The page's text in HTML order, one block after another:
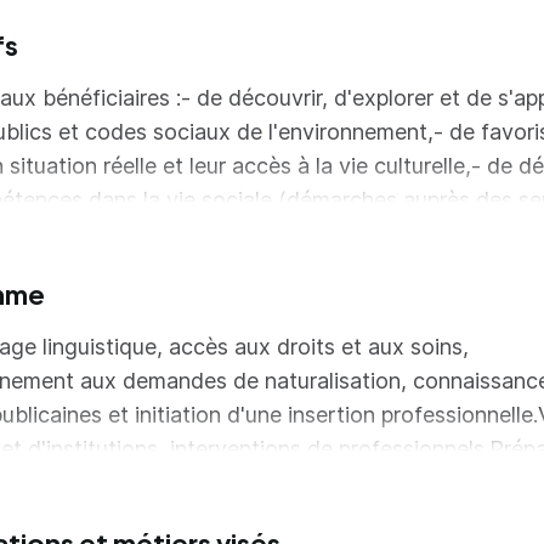
bénéficiaires :- de découvrir, d'explorer et de
et codes sociaux de l'environnement,- de
situation réelle et leur accès à la vie culturelle,- de
dans la vie sociale (démarches auprès des
dans la scolarité de leurs enfants…)-
de mieux s'approprier leur
leur confiance en soi.
linguistique, accès aux droits et aux soins,
aux demandes de naturalisation,
et initiation d'une insertion
d'institutions, interventions de
pour le public relevant du niveau A.1 voire A2.